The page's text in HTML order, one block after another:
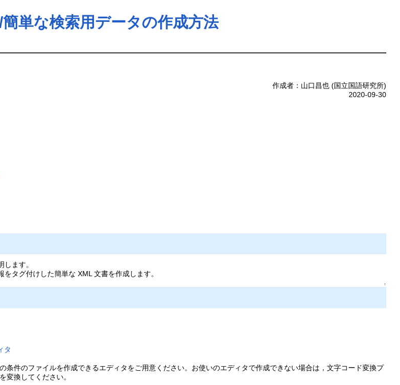
単な検索用データの作成方法
作成者：山口昌也 (国立国語研究所)
2020-09-30
ます。
タグ付けした簡単な XML 文書を作成します。
↑
タ
条件のファイルを作成できるエディタをご用意ください。お使いのエディタで作成できない場合は，文字コード変換プ
変換してください。